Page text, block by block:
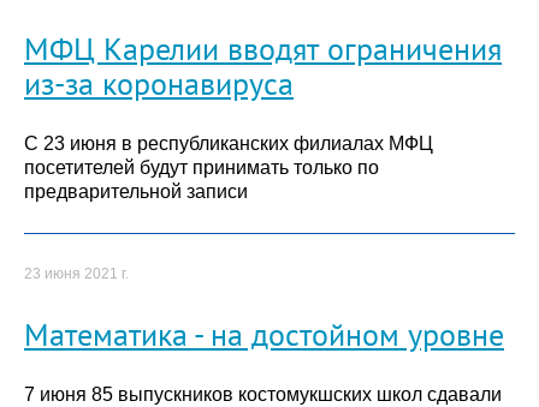
МФЦ Карелии вводят ограничения
из-за коронавируса
С 23 июня в республиканских филиалах МФЦ
посетителей будут принимать только по
предварительной записи
23 июня 2021 г.
Математика - на достойном уровне
7 июня 85 выпускников костомукшских школ сдавали